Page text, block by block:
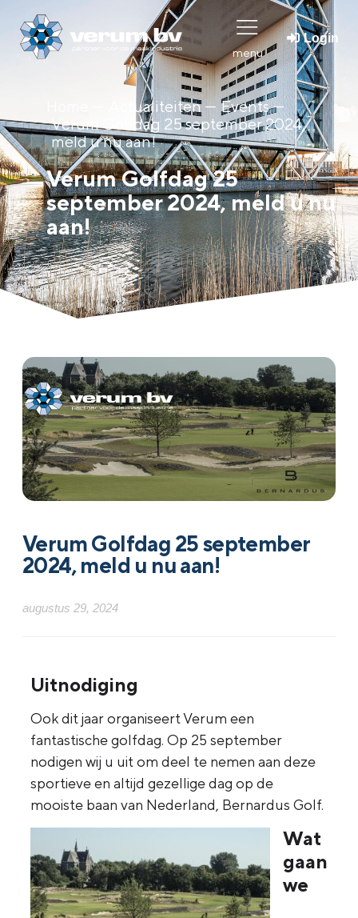
menu
Login
Actualiteiten --- Events---
Verum Golfdag 25 september 2024,
meld u nu aan!
Verum Golfdag 25
september 2024, meld u nu
aan!
Verum Golfdag 25 september
2024, meld u nu aan!
augustus 29, 2024
Uitnodiging
Ook dit jaar organiseert Verum een
fantastische golfdag. Op 25 september
nodigen wij u uit om deel te nemen aan deze
sportieve en altijd gezellige dag op de
mooiste baan van Nederland, Bernardus Golf.
Wat
gaan
we